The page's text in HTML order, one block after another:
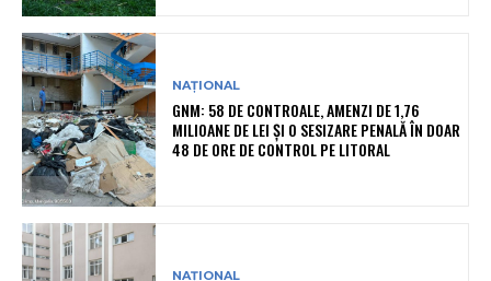
NAȚIONAL
GNM: 58 DE CONTROALE, AMENZI DE 1,76
MILIOANE DE LEI ȘI O SESIZARE PENALĂ ÎN DOAR
48 DE ORE DE CONTROL PE LITORAL
NAȚIONAL